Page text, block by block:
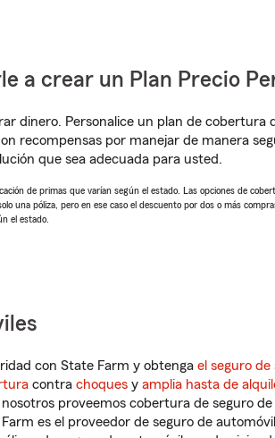
a crear un Plan Precio
dinero. Personalice un plan de
recompensas por manejar de manera
que sea adecuada para usted.
de primas que varían según el estado. Las opciones de
una póliza, pero en ese caso el descuento por dos o más
el estado.
con State Farm y obtenga el seguro
contra choques y amplia hasta de
proveemos cobertura de seguro
es el proveedor de seguro de